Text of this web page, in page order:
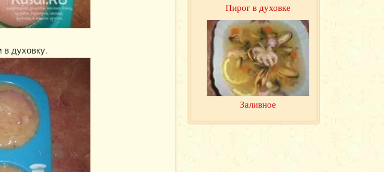
духовку.
Пирог в духовке
Заливное